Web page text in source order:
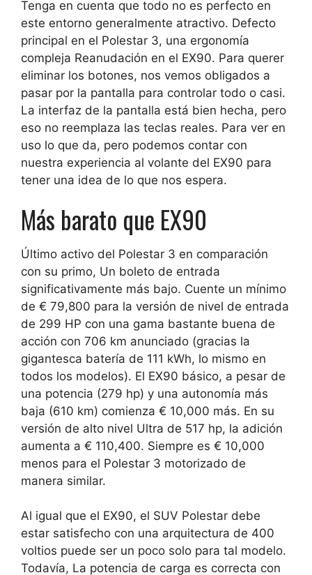
Tenga en cuenta que todo no es perfecto en
este entorno generalmente atractivo. Defecto
principal en el Polestar 3, una ergonomía
compleja Reanudación en el EX90. Para querer
eliminar los botones, nos vemos obligados a
pasar por la pantalla para controlar todo o casi.
La interfaz de la pantalla está bien hecha, pero
eso no reemplaza las teclas reales. Para ver en
uso lo que da, pero podemos contar con
nuestra experiencia al volante del EX90 para
tener una idea de lo que nos espera.
Más barato que EX90
Último activo del Polestar 3 en comparación
con su primo, Un boleto de entrada
significativamente más bajo. Cuente un mínimo
de € 79,800 para la versión de nivel de entrada
de 299 HP con una gama bastante buena de
acción con 706 km anunciado (gracias la
gigantesca batería de 111 kWh, lo mismo en
todos los modelos). El EX90 básico, a pesar de
una potencia (279 hp) y una autonomía más
baja (610 km) comienza € 10,000 más. En su
versión de alto nivel Ultra de 517 hp, la adición
aumenta a € 110,400. Siempre es € 10,000
menos para el Polestar 3 motorizado de
manera similar.
Al igual que el EX90, el SUV Polestar debe
estar satisfecho con una arquitectura de 400
voltios puede ser un poco solo para tal modelo.
Todavía, La potencia de carga es correcta con